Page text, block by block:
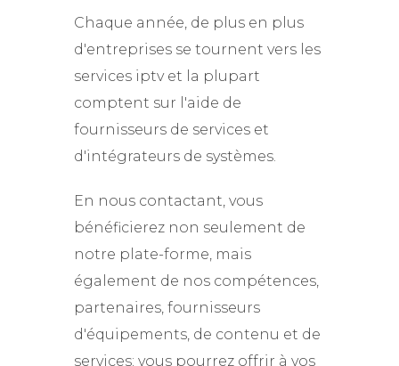
Chaque année, de plus en plus
d'entreprises se tournent vers les
services iptv et la plupart
comptent sur l'aide de
fournisseurs de services et
d'intégrateurs de systèmes.
En nous contactant, vous
bénéficierez non seulement de
notre plate-forme, mais
également de nos compétences,
partenaires, fournisseurs
d'équipements, de contenu et de
services; vous pourrez offrir à vos